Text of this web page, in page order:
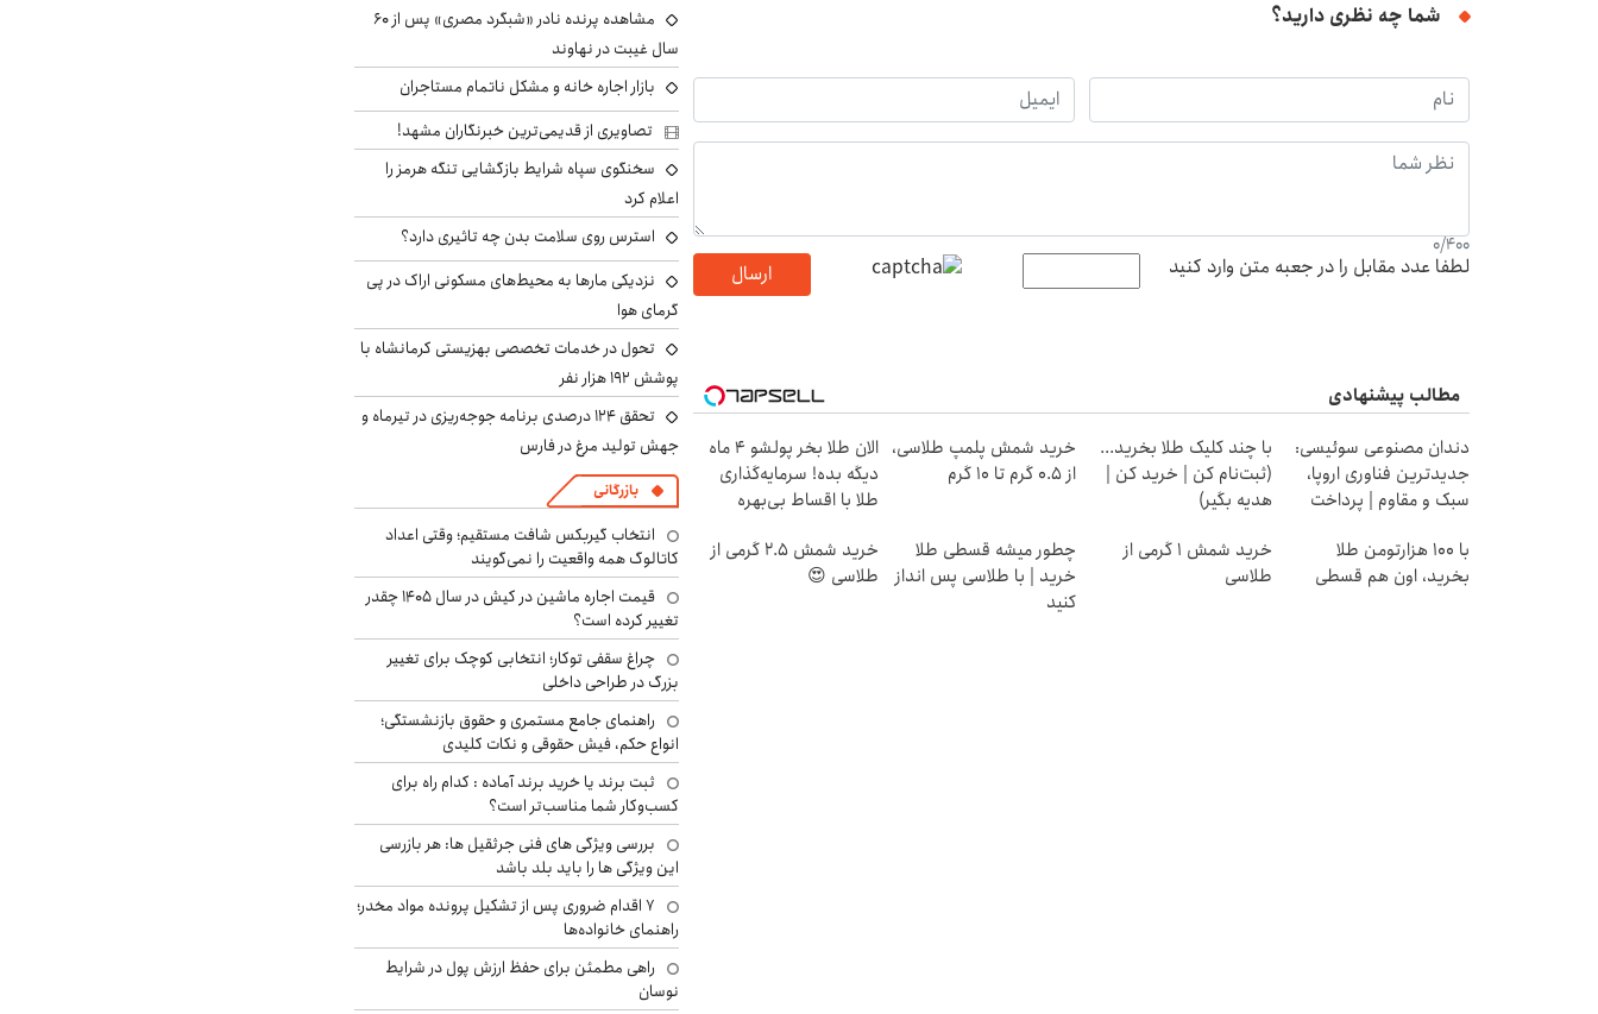
شما چه نظری دارید؟
0/400
لطفا عدد مقابل را در جعبه متن وارد کنید ارسال
مطالب پیشنهادی
دندان مصنوعی سوئیسی:
جدیدترین فناوری اروپا،
سبک و مقاوم | پرداخت
با چند کلیک طلا بخرید...
(ثبت‌نام کن | خرید کن |
هدیه بگیر)
خرید شمش پلمپ طلاسی،
از ۰.۵ گرم تا ۱۰ گرم
الان طلا بخر پولشو 4 ماه
دیگه بده! سرمایه‌گذاری
طلا با اقساط بی‌بهره
با ۱۰۰ هزارتومن طلا
بخرید، اون هم قسطی
خرید شمش 1 گرمی از
طلاسی
چطور میشه قسطی طلا
خرید | با طلاسی پس انداز
کنید
خرید شمش 2.5 گرمی از
طلاسی 😍
مشاهده پرنده نادر «شبگرد مصری» پس از ۶۰
سال غیبت در نهاوند
بازار اجاره خانه و مشکل ناتمام مستاجران
تصاویری از قدیمی‌ترین خبرنگاران مشهد!
سخنگوی سپاه شرایط بازگشایی تنگه هرمز را
اعلام کرد
استرس روی سلامت بدن چه تاثیری دارد؟
نزدیکی مارها به محیط‌های مسکونی اراک در پی
گرمای هوا
تحول در خدمات تخصصی بهزیستی کرمانشاه با
پوشش ۱۹۲ هزار نفر
تحقق ۱۲۴ درصدی برنامه جوجه‌ریزی در تیرماه و
جهش تولید مرغ در فارس
بازرگانی
انتخاب گیربکس شافت مستقیم؛ وقتی اعداد
کاتالوگ همه واقعیت را نمی‌گویند
قیمت اجاره ماشین در کیش در سال ۱۴۰۵ چقدر
تغییر کرده است؟
چراغ سقفی توکار؛ انتخابی کوچک برای تغییر
بزرگ در طراحی داخلی
راهنمای جامع مستمری و حقوق بازنشستگی؛
انواع حکم، فیش حقوقی و نکات کلیدی
ثبت برند یا خرید برند آماده : کدام راه برای
کسب‌وکار شما مناسب‌تر است؟
بررسی ویژگی های فنی جرثقیل ها: هر بازرسی
این ویژگی ها را باید بلد باشد
۷ اقدام ضروری پس از تشکیل پرونده مواد مخدر؛
راهنمای خانواده‌ها
راهی مطمئن برای حفظ ارزش پول در شرایط
نوسان